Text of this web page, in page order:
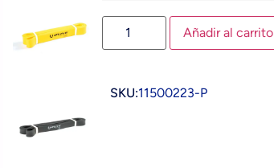
Añadir al carrito
SKU:11500223-P